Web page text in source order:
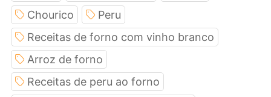
Chourico
Peru
Receitas de forno com vinho branco
Arroz de forno
Receitas de peru ao forno